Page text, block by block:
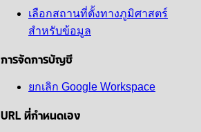
เลือกสถานที่ตั้งทางภูมิศาสตร์
สำหรับข้อมูล
การจัดการบัญชี
ยกเลิก Google Workspace
URL ที่กำหนดเอง